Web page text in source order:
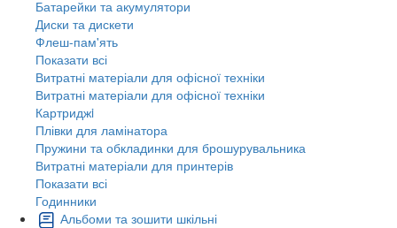
Батарейки та акумулятори
Диски та дискети
Флеш-пам'ять
Показати всі
Витратні матеріали для офісної техніки
Витратні матеріали для офісної техніки
Картриджi
Плівки для ламінатора
Пружини та обкладинки для брошурувальника
Витратні матеріали для принтерів
Показати всі
Годинники
Альбоми та зошити шкільні